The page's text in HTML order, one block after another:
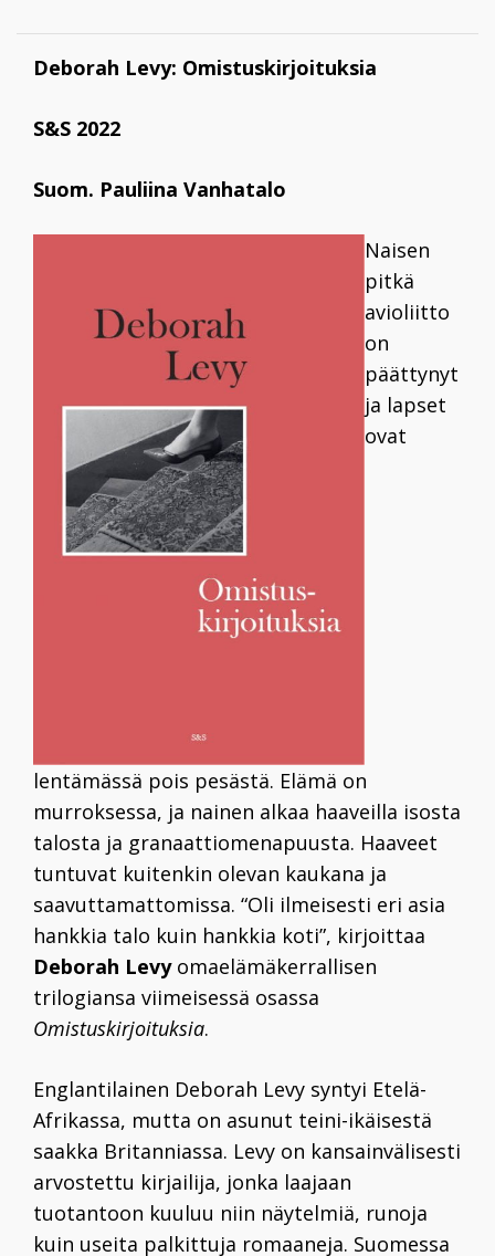
Deborah Levy: Omistuskirjoituksia
S&S 2022
Suom. Pauliina Vanhatalo
Naisen
pitkä
avioliitto
on
päättynyt
ja lapset
ovat
lentämässä pois pesästä. Elämä on
murroksessa, ja nainen alkaa haaveilla isosta
talosta ja granaattiomenapuusta. Haaveet
tuntuvat kuitenkin olevan kaukana ja
saavuttamattomissa. “Oli ilmeisesti eri asia
hankkia talo kuin hankkia koti”, kirjoittaa
Deborah Levyomaelämäkerrallisen
trilogiansa viimeisessä osassa
Omistuskirjoituksia.
Englantilainen Deborah Levy syntyi Etelä-
Afrikassa, mutta on asunut teini-ikäisestä
saakka Britanniassa. Levy on kansainvälisesti
arvostettu kirjailija, jonka laajaan
tuotantoon kuuluu niin näytelmiä, runoja
kuin useita palkittuja romaaneja. Suomessa